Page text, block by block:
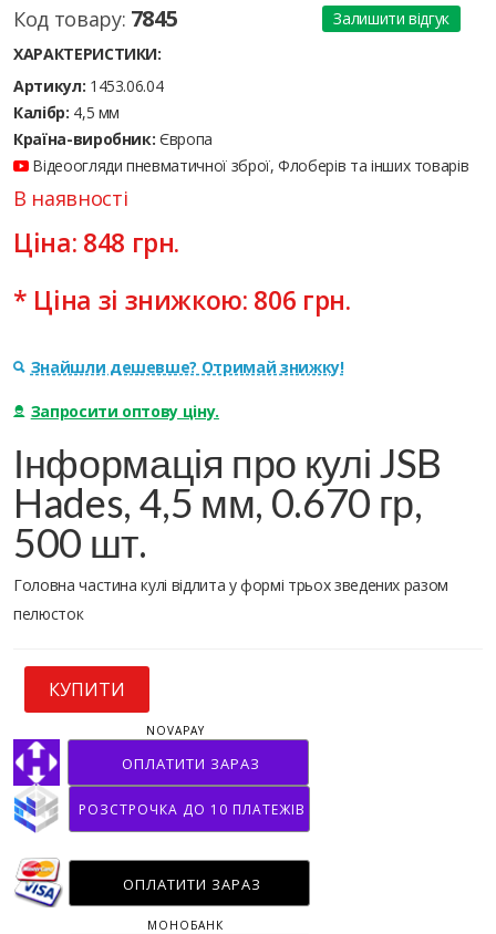
Код товару: 7845
Залишити відгук
ХАРАКТЕРИСТИКИ:
Артикул: 1453.06.04
Калібр: 4,5 мм
Країна-виробник: Європа
Відеоогляди пневматичної зброї, Флоберів та інших товарів
В наявності
Ціна: 848 грн.
* Ціна зі знижкою: 806 грн.
Знайшли дешевше? Отримай знижку!
Запросити оптову ціну.
Інформація про кулі JSB
Hades, 4,5 мм, 0.670 гр,
500 шт.
Головна частина кулі відлита у формі трьох зведених разом
пелюсток
КУПИТИ
ОПЛАТИТИ ЗАРАЗ
NOVAPAY
РОЗСТРОЧКА ДО 10 ПЛАТЕЖІВ
ОПЛАТИТИ ЗАРАЗ
МОНОБАНК